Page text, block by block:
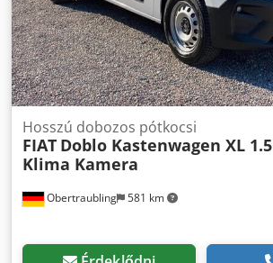
Obertraubling 581 km
Hosszú dobozos pótkocsi
FIAT Doblo Kastenwagen XL 1.5
Klima Kamera